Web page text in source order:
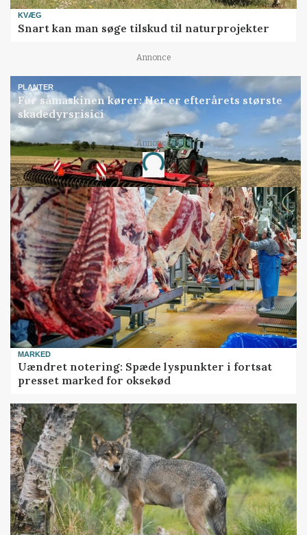
KVÆG
Snart kan man søge tilskud til naturprojekter
Annonce
PLANTER
Før såmaskinen kører: Her er efterårets største
skadedyrsrisici
Annonce
Loading...
MARKED
Uændret notering: Spæde lyspunkter i fortsat
presset marked for oksekød